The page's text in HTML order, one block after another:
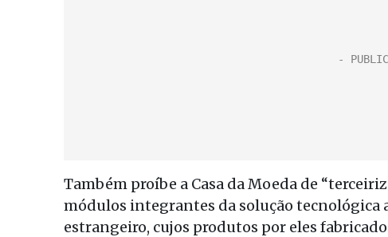
Também proíbe a Casa da Moeda de
módulos integrantes da solução tecnológica
estrangeiro, cujos produtos por eles